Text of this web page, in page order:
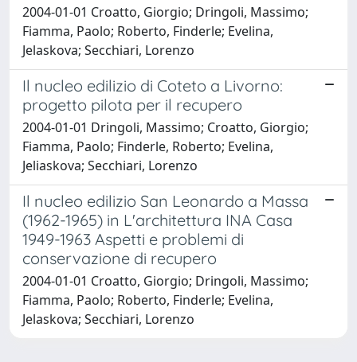
2004-01-01 Croatto, Giorgio; Dringoli, Massimo;
Fiamma, Paolo; Roberto, Finderle; Evelina,
Jelaskova; Secchiari, Lorenzo
Il nucleo edilizio di Coteto a Livorno:
progetto pilota per il recupero
2004-01-01 Dringoli, Massimo; Croatto, Giorgio;
Fiamma, Paolo; Finderle, Roberto; Evelina,
Jeliaskova; Secchiari, Lorenzo
Il nucleo edilizio San Leonardo a Massa
(1962-1965) in L'architettura INA Casa
1949-1963 Aspetti e problemi di
conservazione di recupero
2004-01-01 Croatto, Giorgio; Dringoli, Massimo;
Fiamma, Paolo; Roberto, Finderle; Evelina,
Jelaskova; Secchiari, Lorenzo